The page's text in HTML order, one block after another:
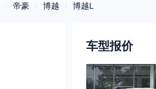
帝豪 博越 博越L
车型报价